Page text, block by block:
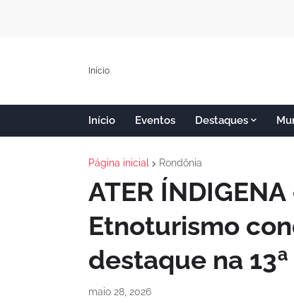
Início
Início Eventos Destaques
Página inicial Rondônia
ATER
Etnoturismo
destaque na
maio 28, 2026